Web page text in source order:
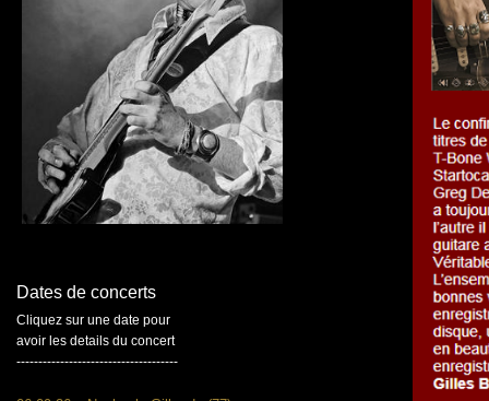
Dates de concerts
Cliquez sur une date pour
avoir les details du concert
-------------------------------------